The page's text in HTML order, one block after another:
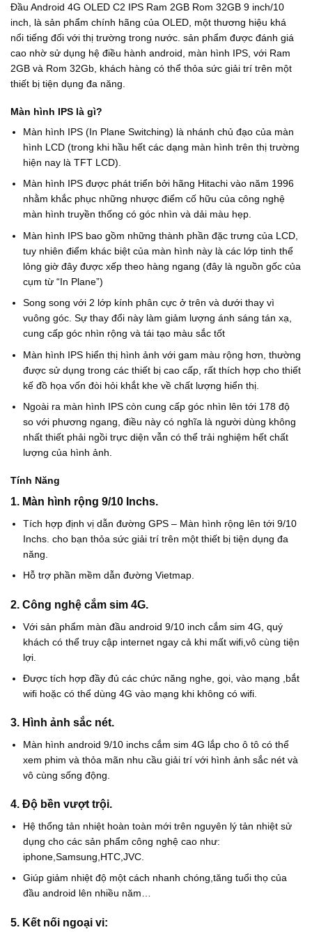
Đầu Android 4G OLED C2 IPS Ram 2GB Rom 32GB 9 inch/10
inch, là sản phẩm chính hãng của OLED, một thương hiệu khá
nổi tiếng đối với thị trường trong nước. sản phẩm được đánh giá
cao nhờ sử dụng hệ điều hành android, màn hình IPS, với Ram
2GB và Rom 32Gb, khách hàng có thể thỏa sức giải trí trên một
thiết bị tiện dụng đa năng.
Màn hình IPS là gì?
Màn hình IPS (In Plane Switching) là nhánh chủ đạo của màn
hình LCD (trong khi hầu hết các dạng màn hình trên thị trường
hiện nay là TFT LCD).
Màn hình IPS được phát triển bởi hãng Hitachi vào năm 1996
nhằm khắc phục những nhược điểm cố hữu của công nghệ
màn hình truyền thống có góc nhìn và dải màu hẹp.
Màn hình IPS bao gồm những thành phần đặc trưng của LCD,
tuy nhiên điểm khác biệt của màn hình này là các lớp tinh thể
lỏng giờ đây được xếp theo hàng ngang (đây là nguồn gốc của
cụm từ “In Plane”)
Song song với 2 lớp kính phân cực ở trên và dưới thay vì
vuông góc. Sự thay đổi này làm giảm lượng ánh sáng tán xạ,
cung cấp góc nhìn rộng và tái tạo màu sắc tốt
Màn hình IPS hiển thị hình ảnh với gam màu rộng hơn, thường
được sử dụng trong các thiết bị cao cấp, rất thích hợp cho thiết
kế đồ họa vốn đòi hỏi khắt khe về chất lượng hiển thị.
Ngoài ra màn hình IPS còn cung cấp góc nhìn lên tới 178 độ
so với phương ngang, điều này có nghĩa là người dùng không
nhất thiết phải ngồi trực diện vẫn có thể trải nghiệm hết chất
lượng của hình ảnh.
Tính Năng
1. Màn hình rộng 9/10 Inchs.
Tích hợp định vị dẫn đường GPS – Màn hình rộng lên tới 9/10
Inchs. cho bạn thỏa sức giải trí trên một thiết bị tiện dụng đa
năng.
Hỗ trợ phần mềm dẫn đường Vietmap.
2. Công nghệ cắm sim 4G.
Với sản phẩm màn đầu android 9/10 inch cắm sim 4G, quý
khách có thể truy cập internet ngay cả khi mất wifi,vô cùng tiện
lợi.
Được tích hợp đầy đủ các chức năng nghe, gọi, vào mạng ,bắt
wifi hoặc có thể dùng 4G vào mạng khi không có wifi.
3. Hình ảnh sắc nét.
Màn hình android 9/10 inchs cắm sim 4G lắp cho ô tô có thể
xem phim và thỏa mãn nhu cầu giải trí với hình ảnh sắc nét và
vô cùng sống động.
4. Độ bền vượt trội.
Hệ thổng tản nhiệt hoàn toàn mới trên nguyên lý tản nhiệt sử
dụng cho các sản phẩm công nghệ cao như:
iphone,Samsung,HTC,JVC.
Giúp giảm nhiệt độ một cách nhanh chóng,tăng tuổi thọ của
đầu android lên nhiều năm…
5. Kết nối ngoại vi: